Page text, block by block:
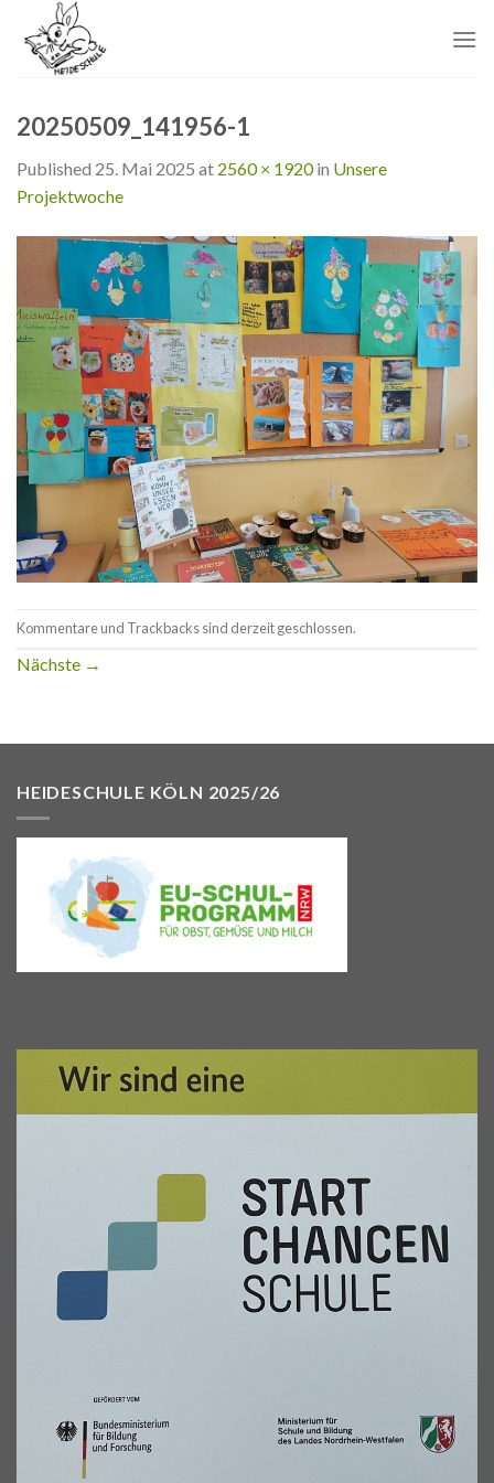
content
20250509_141956-1
Published 25. Mai 2025 at 2560 × 1920in Unsere
Projektwoche
Kommentare und Trackbacks sind derzeit geschlossen.
Nächste →
HEIDESCHULE KÖLN 2025/26